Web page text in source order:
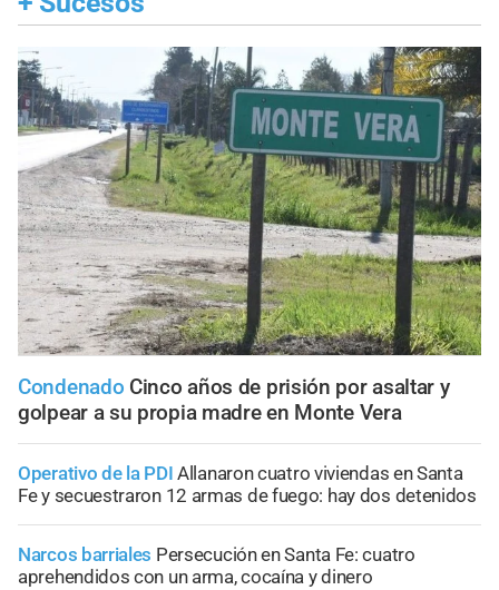
Condenado Cinco años de prisión por asaltar y
golpear a su propia madre en Monte Vera
Operativo de la PDI Allanaron cuatro viviendas en Santa
Fe y secuestraron 12 armas de fuego: hay dos detenidos
Narcos barriales Persecución en Santa Fe: cuatro
aprehendidos con un arma, cocaína y dinero